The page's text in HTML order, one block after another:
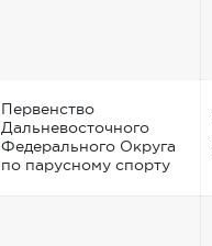
Первенство
Дальневосточного
Федерального Округа
по парусному спорту